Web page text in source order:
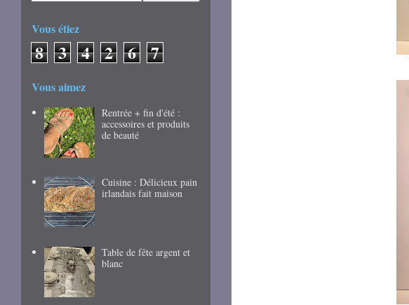
Vous étiez
8 3 4 2 6 7
Vous aimez
Rentrée + fin d'été :
accessoires et produits
de beauté
Cuisine : Délicieux pain
irlandais fait maison
Table de fête argent et
blanc